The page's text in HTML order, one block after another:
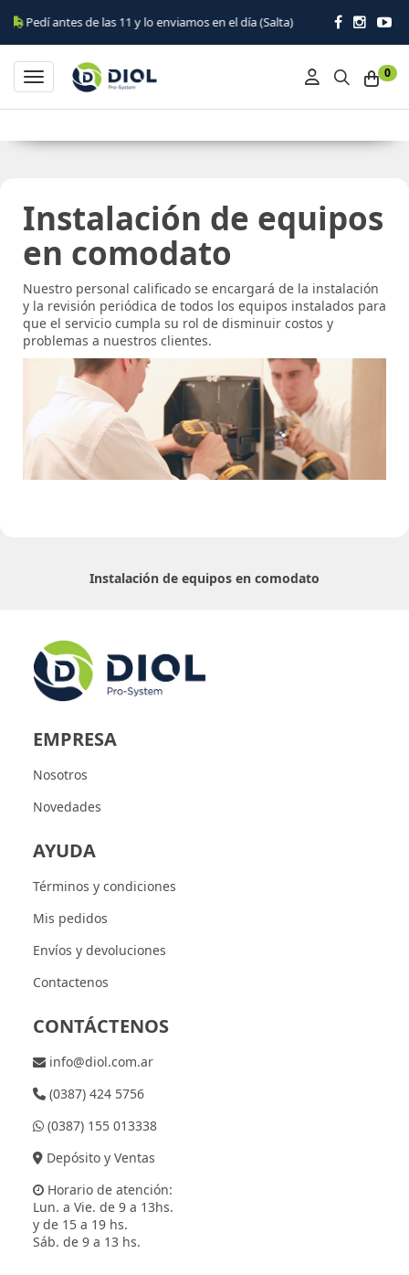
Pedí antes de las 11 y lo enviamos en el día (Salta)
0
Toggle navigation
Instalación de equipos
en comodato
Nuestro personal calificado se encargará de la instalación
y la revisión periódica de todos los equipos instalados para
que el servicio cumpla su rol de disminuir costos y
problemas a nuestros clientes.
Instalación de equipos en comodato
EMPRESA
Nosotros
Novedades
AYUDA
Términos y condiciones
Mis pedidos
Envíos y devoluciones
Contactenos
CONTÁCTENOS
info@diol.com.ar
(0387) 424 5756
(0387) 155 013338
Depósito y Ventas
Horario de atención:
Lun. a Vie. de 9 a 13hs.
y de 15 a 19 hs.
Sáb. de 9 a 13 hs.